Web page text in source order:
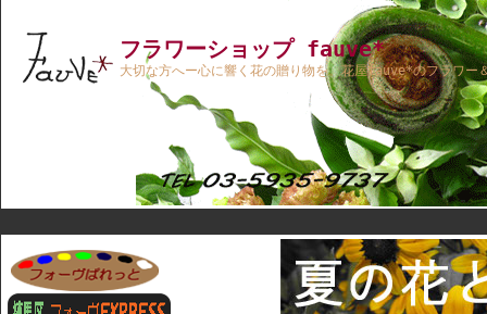
フラワーショップ fauve*
大切な方へー心に響く花の贈り物を。花屋fauve*のフラワー